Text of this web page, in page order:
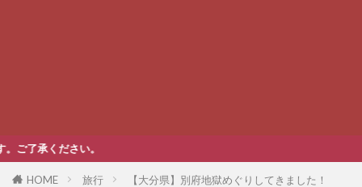
HOME 旅行 【大分県】別府地獄めぐりしてきました！